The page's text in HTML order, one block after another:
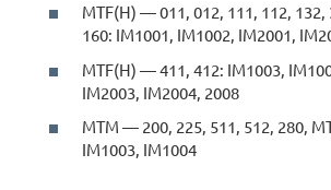
МТF(H) — 011, 012, 111, 112,
160: IM1001, IM1002, IM2001,
МТF(Н) — 411, 412: IM1003,
IM2003, IM2004, 2008
МТМ — 200, 225, 511, 512, 280,
IM1003, IM1004